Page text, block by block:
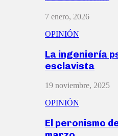
7 enero, 2026
OPINIÓN
La ingeniería
esclavista
19 noviembre, 2025
OPINIÓN
El peronismo